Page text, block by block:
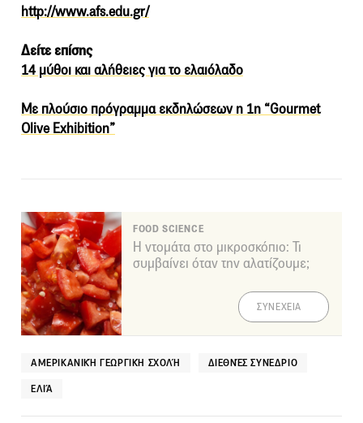
http://www.afs.edu.gr/
Δείτε επίσης
14 μύθοι και αλήθειες για το ελαιόλαδο
Με πλούσιο πρόγραμμα εκδηλώσεων η 1η “Gourmet
Olive Exhibition”
FOOD SCIENCE
Η ντομάτα στο μικροσκόπιο: Τι
συμβαίνει όταν την αλατίζουμε;
ΣΥΝΕΧΕΙΑ
ΑΜΕΡΙΚΑΝΙΚΉ ΓΕΩΡΓΙΚΉ ΣΧΟΛΉ ΔΙΕΘΝΈΣ ΣΥΝΈΔΡΙΟ
ΕΛΙΆ